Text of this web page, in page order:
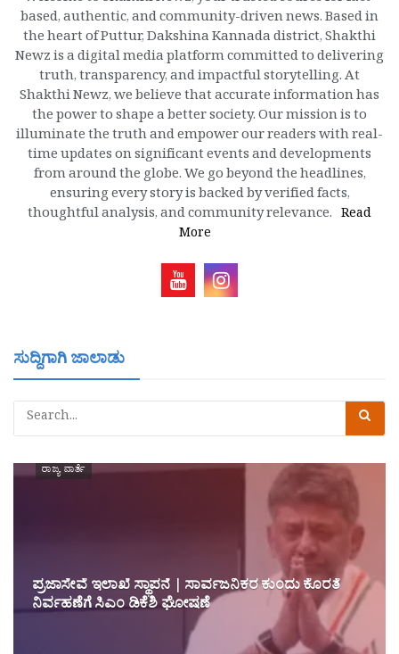
based, authentic, and community-driven news. Based in
the heart of Puttur, Dakshina Kannada district, Shakthi
Newz is a digital media platform committed to delivering
truth, transparency, and impactful storytelling. At
Shakthi Newz, we believe that accurate information has
the power to shape a better society. Our mission is to
illuminate the truth and empower our readers with real-
time updates on significant events and developments
from around the globe. We go beyond the headlines,
ensuring every story is backed by verified facts,
thoughtful analysis, and community relevance. Read
More
ಸುದ್ದಿಗಾಗಿ ಜಾಲಾಡು
ರಾಜ್ಯ ವಾರ್ತೆ
ಪ್ರಜಾಸೇವೆ ಇಲಾಖೆ ಸ್ಥಾಪನೆ | ಸಾರ್ವಜನಿಕರ ಕುಂದು ಕೊರತೆ
ನಿರ್ವಹಣೆಗೆ ಸಿಎಂ ಡಿಕೆಶಿ ಘೋಷಣೆ